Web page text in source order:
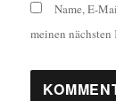
Name, E-
meinen